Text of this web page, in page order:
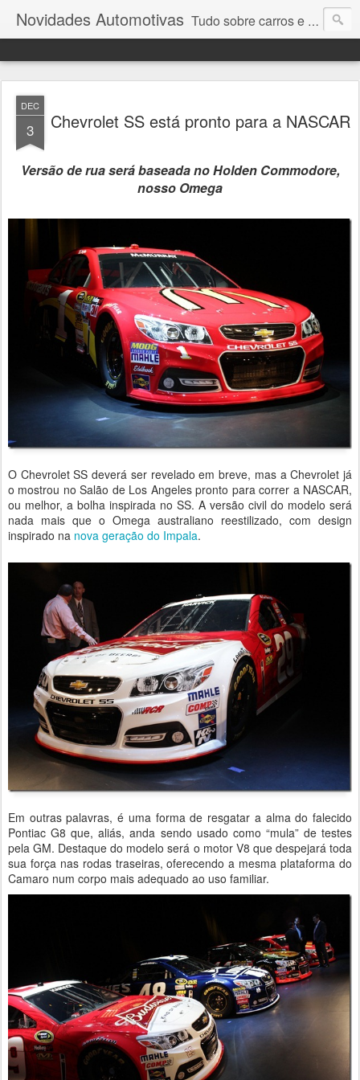
Novidades Automotivas Tudo sobre carros e motores
DEC
3 Chevrolet SS está pronto para a NASCAR
Versão de rua será baseada no Holden Commodore,
nosso Omega
O Chevrolet SS deverá ser revelado em breve, mas a Chevrolet já
o mostrou no Salão de Los Angeles pronto para correr a NASCAR,
ou melhor, a bolha inspirada no SS. A versão civil do modelo será
nada mais que o Omega australiano reestilizado, com design
inspirado na nova geração do Impala.
Em outras palavras, é uma forma de resgatar a alma do falecido
Pontiac G8 que, aliás, anda sendo usado como “mula” de testes
pela GM. Destaque do modelo será o motor V8 que despejará toda
sua força nas rodas traseiras, oferecendo a mesma plataforma do
Camaro num corpo mais adequado ao uso familiar.